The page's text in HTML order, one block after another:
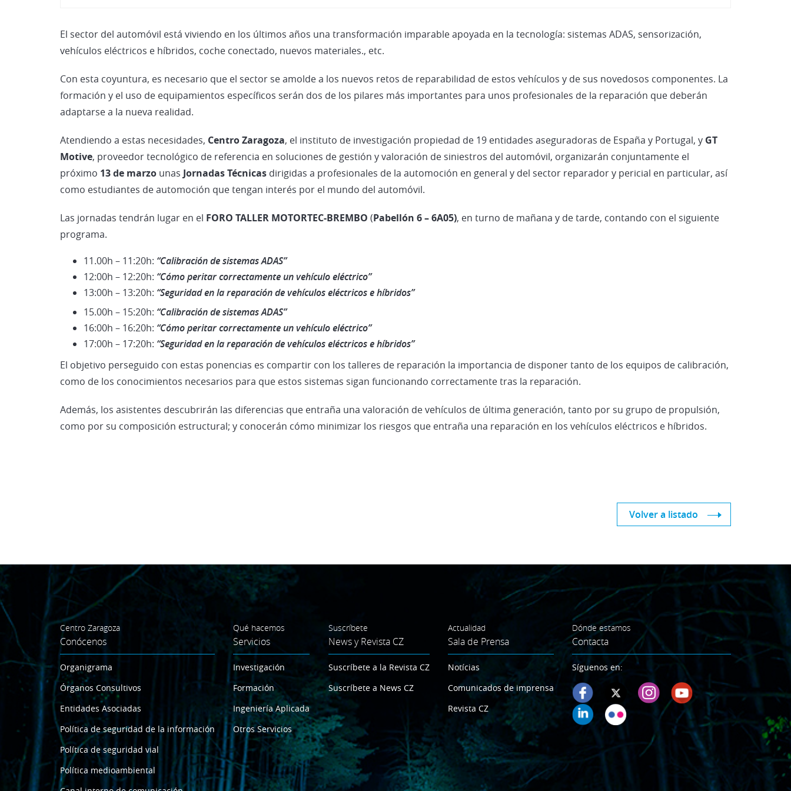
El sector del automóvil está viviendo en los últimos años una transformación imparable apoyada en la tecnología: sistemas ADAS, sensorización,
vehículos eléctricos e híbridos, coche conectado, nuevos materiales., etc.
Con esta coyuntura, es necesario que el sector se amolde a los nuevos retos de reparabilidad de estos vehículos y de sus novedosos componentes. La
formación y el uso de equipamientos específicos serán dos de los pilares más importantes para unos profesionales de la reparación que deberán
adaptarse a la nueva realidad.
Atendiendo a estas necesidades, Centro Zaragoza, el instituto de investigación propiedad de 19 entidades aseguradoras de España y Portugal, y GT
Motive, proveedor tecnológico de referencia en soluciones de gestión y valoración de siniestros del automóvil, organizarán conjuntamente el
próximo 13 de marzo unas Jornadas Técnicas dirigidas a profesionales de la automoción en general y del sector reparador y pericial en particular, así
como estudiantes de automoción que tengan interés por el mundo del automóvil.
Las jornadas tendrán lugar en el FORO TALLER MOTORTEC-BREMBO (Pabellón 6 – 6A05), en turno de mañana y de tarde, contando con el siguiente
programa.
11.00h – 11:20h: “Calibración de sistemas ADAS”
12:00h – 12:20h: “Cómo peritar correctamente un vehículo eléctrico”
13:00h – 13:20h: “Seguridad en la reparación de vehículos eléctricos e híbridos”
15.00h – 15:20h: “Calibración de sistemas ADAS”
16:00h – 16:20h: “Cómo peritar correctamente un vehículo eléctrico”
17:00h – 17:20h: “Seguridad en la reparación de vehículos eléctricos e híbridos”
El objetivo perseguido con estas ponencias es compartir con los talleres de reparación la importancia de disponer tanto de los equipos de calibración,
como de los conocimientos necesarios para que estos sistemas sigan funcionando correctamente tras la reparación.
Además, los asistentes descubrirán las diferencias que entraña una valoración de vehículos de última generación, tanto por su grupo de propulsión,
como por su composición estructural; y conocerán cómo minimizar los riesgos que entraña una reparación en los vehículos eléctricos e híbridos.
Volver a listado
Centro Zaragoza
Conócenos
Organigrama
Órganos Consultivos
Entidades Asociadas
Política de seguridad de la información
Política de seguridad vial
Política medioambiental
Qué hacemos
Servicios
Investigación
Formación
Ingeniería Aplicada
Otros Servicios
Suscríbete
News y Revista CZ
Suscríbete a la Revista CZ
Suscríbete a News CZ
Actualidad
Sala de Prensa
Notícias
Comunicados de imprensa
Revista CZ
Dónde estamos
Contacta
Síguenos en: